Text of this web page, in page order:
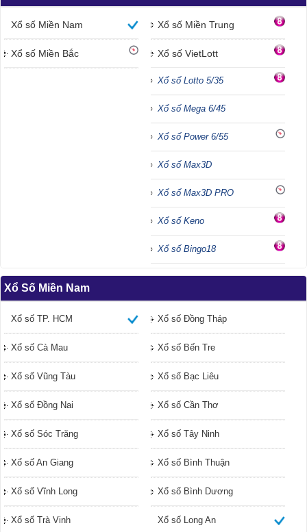
Xổ số Miền Nam Xổ số Miền Trung
Xổ số Miền Bắc Xổ số VietLott
Xổ số Lotto 5/35
Xổ số Mega 6/45
Xổ số Power 6/55
Xổ số Max3D
Xổ số Max3D PRO
Xổ số Keno
Xổ số Bingo18
Xổ Số Miền Nam
Xổ số TP. HCM Xổ số Đồng Tháp
Xổ số Cà Mau Xổ số Bến Tre
Xổ số Vũng Tàu Xổ số Bạc Liêu
Xổ số Đồng Nai Xổ số Cần Thơ
Xổ số Sóc Trăng Xổ số Tây Ninh
Xổ số An Giang Xổ số Bình Thuận
Xổ số Vĩnh Long Xổ số Bình Dương
Xổ số Trà Vinh Xổ số Long An